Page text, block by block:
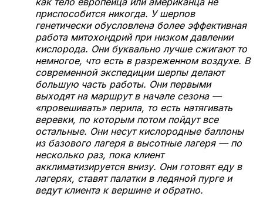
приспособится никогда. У шерпов
генетически обусловлена более эффективная
работа митохондрий при низком давлении
кислорода. Они буквально лучше сжигают то
немногое, что есть в разреженном воздухе. В
современной экспедиции шерпы делают
большую часть работы. Они первыми
выходят на маршрут в начале сезона —
«провешивать» перила, то есть натягивать
веревки, по которым потом пойдут все
остальные. Они несут кислородные баллоны
из базового лагеря в высотные лагеря — по
несколько раз, пока клиент
акклиматизируется внизу. Они готовят еду в
лагерях, ставят палатки в ледяной пурге и
ведут клиента к вершине и обратно.